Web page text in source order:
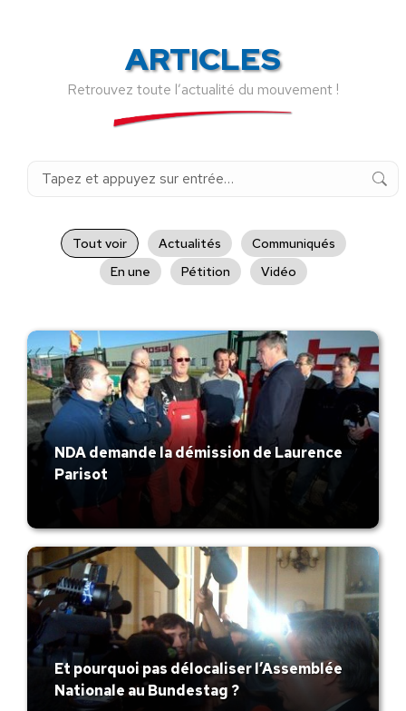
ARTICLES
Retrouvez toute l’actualité du mouvement !
Recherche
Tout voir Actualités
Communiqués
En une
Pétition Vidéo
NDA demande la démission de Laurence
Parisot
Et pourquoi pas délocaliser l’Assemblée
Nationale au Bundestag ?